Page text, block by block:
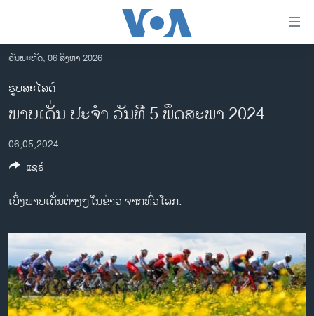
ເຂົ້າ
ຫາ
ຂ້າມ
ຂ້າມ
ໄປ
ຫາ
ຄົ້ນ
ລາວ
ອາເມຣິກາ
ການເລືອກຕັ້ງ ປະທານາທີບໍດີ ສະຫະລັດ 2024
ຂ່າວ​ຈີນ
ໂລກ
ອິດສະຫຼະພາບດ້ານການຂ່າວ
ຊີວິດຊາວລາວ
ຊຸມຊົນຊາວລາວ
ວັນພະຫັດ, 06 ສິງຫາ 2026
ຮູບສະໄລດ໌
ພາບເດັ່ນ ປະຈຳ ວັນທີ 5 ພຶດສະພາ 2024
06,05,2024
ເບິ່ງພາບເດັ່ນຕ່າງໆໃນຂ່າວ ຈາກທົ່ວໂລກ.
ແຊຣ໌